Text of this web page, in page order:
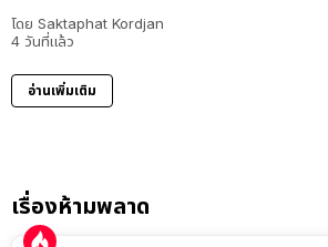
โดย Saktaphat Kordjan
4 วันที่แล้ว
อ่านเพิ่มเติม
เรื่องห้ามพลาด